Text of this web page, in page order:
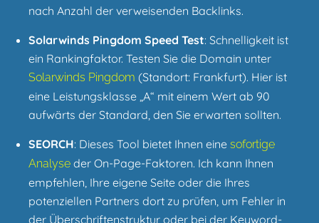
nach Anzahl der verweisenden Backlinks.
Solarwinds Pingdom Speed Test: Schnelligkeit ist
ein Rankingfaktor. Testen Sie die Domain unter
Solarwinds Pingdom (Standort: Frankfurt). Hier ist
eine Leistungsklasse „A“ mit einem Wert ab 90
aufwärts der Standard, den Sie erwarten sollten.
SEORCH: Dieses Tool bietet Ihnen eine sofortige
Analyse der On-Page-Faktoren. Ich kann Ihnen
empfehlen, Ihre eigene Seite oder die Ihres
potenziellen Partners dort zu prüfen, um Fehler in
der Überschriftenstruktur oder bei der Keyword-